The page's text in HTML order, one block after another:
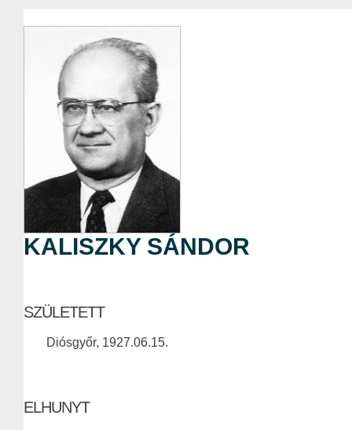
KALISZKY SÁNDOR
SZÜLETETT
Diósgyőr, 1927.06.15.
ELHUNYT